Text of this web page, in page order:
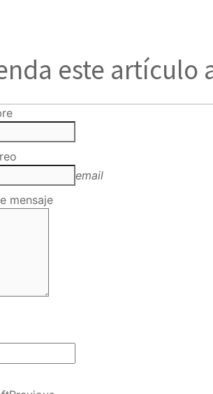
este artículo
email
mensaje